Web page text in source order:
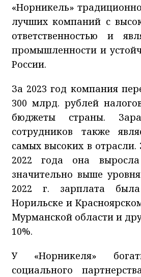
«Норникель»
лучших компаний с
ответственностью и
промышленности и
России.
За 2023 год компания
300 млрд. рублей
бюджеты страны.
сотрудников также
самых высоких в отрасли.
2022 года она
значительно выше
2022 г. зарплата
Норильске и
Мурманской области и
10%.
У «Норникеля»
социального